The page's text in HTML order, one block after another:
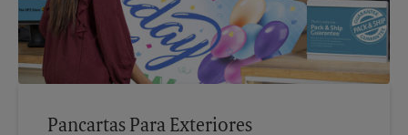
Pancartas Para Exteriores